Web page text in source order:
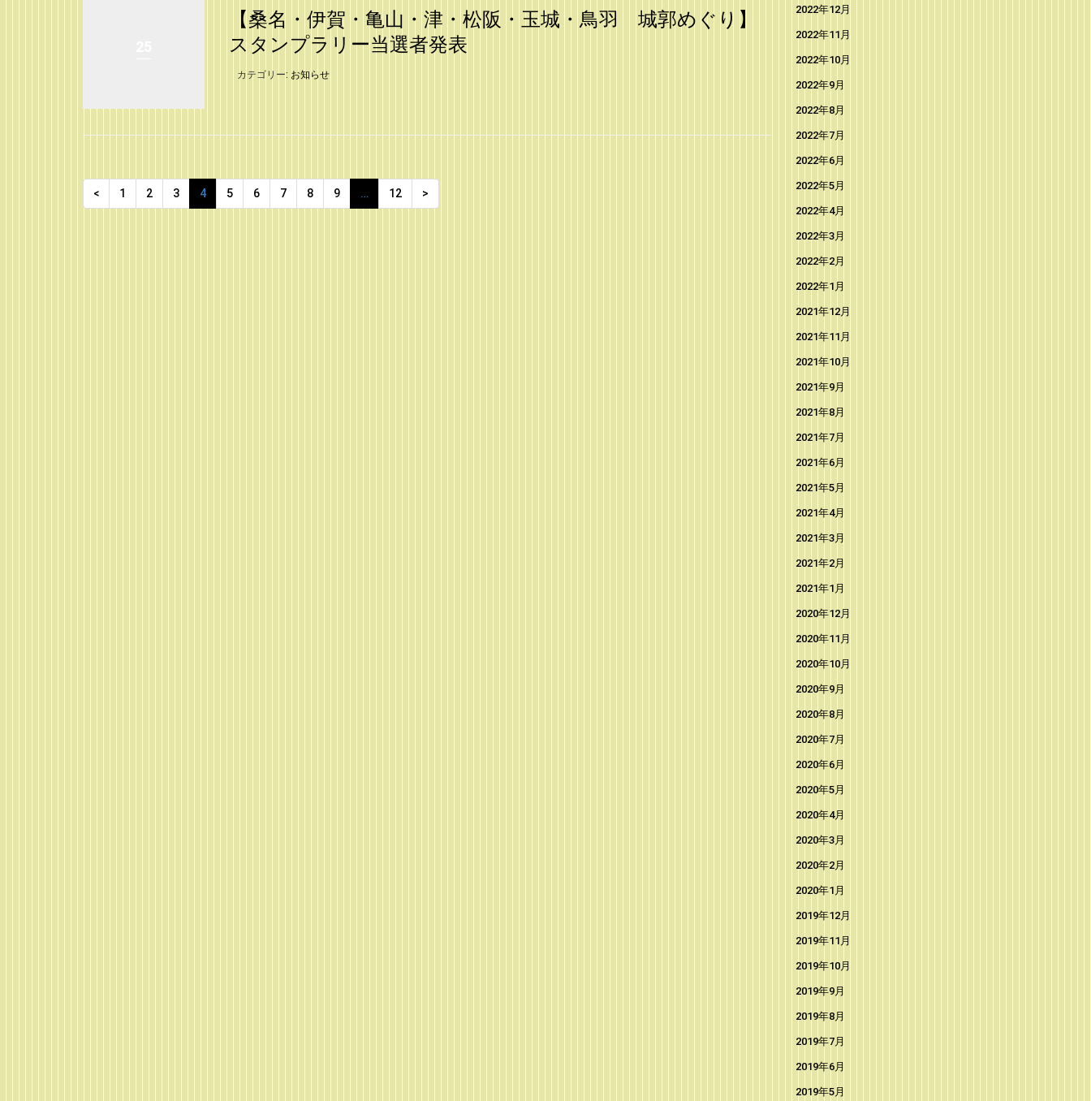
【桑名・伊賀・亀山・津・松阪・玉城・鳥羽 城郭めぐり】
スタンプラリー当選者発表
カテゴリー: お知らせ
< 1 2 3 4 5 6 7 8 9 … 12 >
2022年12月
2022年11月
2022年10月
2022年9月
2022年8月
2022年7月
2022年6月
2022年5月
2022年4月
2022年3月
2022年2月
2022年1月
2021年12月
2021年11月
2021年10月
2021年9月
2021年8月
2021年7月
2021年6月
2021年5月
2021年4月
2021年3月
2021年2月
2021年1月
2020年12月
2020年11月
2020年10月
2020年9月
2020年8月
2020年7月
2020年6月
2020年5月
2020年4月
2020年3月
2020年2月
2020年1月
2019年12月
2019年11月
2019年10月
2019年9月
2019年8月
2019年7月
2019年6月
2019年5月